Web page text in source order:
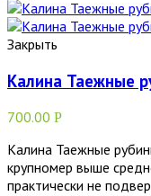
Закрыть
Калина Таежные
700.00 Р
Калина Таежные
крупномер выше
практически не